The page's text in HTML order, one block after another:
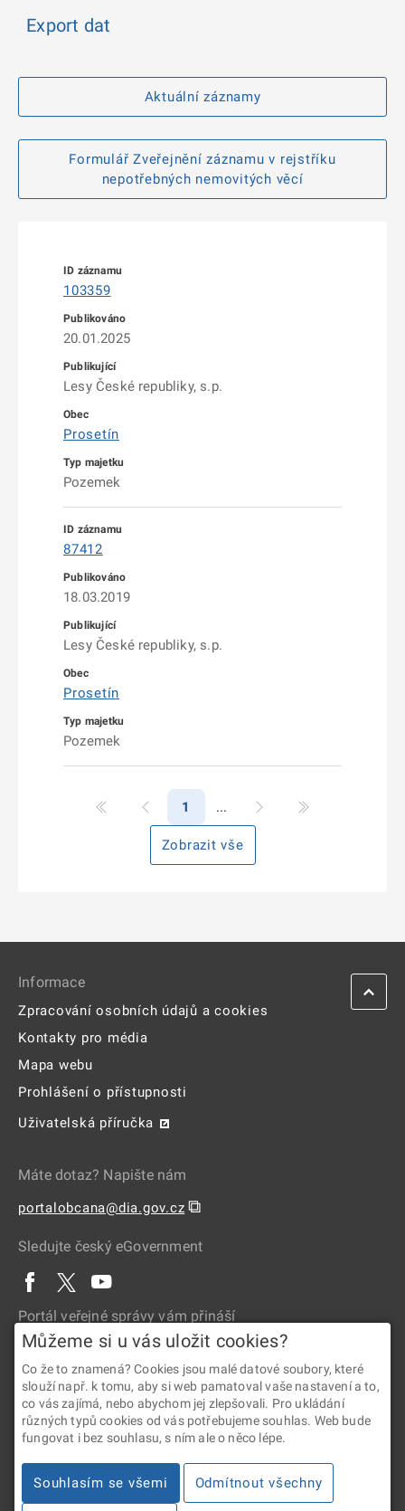
Export dat
Aktuální záznamy
Formulář Zveřejnění záznamu v rejstříku
nepotřebných nemovitých věcí
103359
20.01.2025
Lesy České republiky, s.p.
Prosetín
Pozemek
87412
18.03.2019
Lesy České republiky, s.p.
Prosetín
Pozemek
Zobrazit vše
1
Informace
Zpracování osobních údajů a cookies
Kontakty pro média
Mapa webu
Prohlášení o přístupnosti
Uživatelská příručka
Máte dotaz? Napište nám
portalobcana@dia.gov.cz ⧉
Sledujte český eGovernment
Portál veřejné správy vám přináší
2026 © Digitální a informační agentura • Informace jsou poskytovány
v souladu se zákonem č. 106/1999 Sb., o svobodném přístupu
k informacím.
Můžeme si u vás uložit cookies?
Co že to znamená? Cookies jsou malé datové soubory, které
slouží např. k tomu, aby si web pamatoval vaše nastavení a to,
co vás zajímá, nebo abychom jej zlepšovali. Pro ukládání
různých typů cookies od vás potřebujeme souhlas. Web bude
fungovat i bez souhlasu, s ním ale o něco lépe.
Souhlasím se všemi Odmítnout všechny